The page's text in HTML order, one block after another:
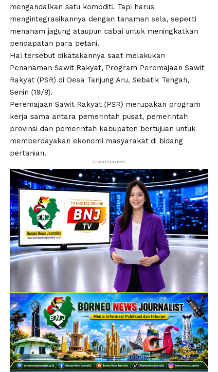
mengandalkan satu komoditi. Tapi harus
mengintegrasikannya dengan tanaman sela, seperti
menanam jagung ataupun cabai untuk meningkatkan
pendapatan para petani.
Hal tersebut dikatakannya saat melakukan
Penanaman Sawit Rakyat, Program Peremajaan Sawit
Rakyat (PSR) di Desa Tanjung Aru, Sebatik Tengah,
Senin (19/9).
Peremajaan Sawit Rakyat (PSR) merupakan program
kerja sama antara pemerintah pusat, pemerintah
provinsi dan pemerintah kabupaten bertujuan untuk
memberdayakan ekonomi masyarakat di bidang
pertanian.
- Advertisement -